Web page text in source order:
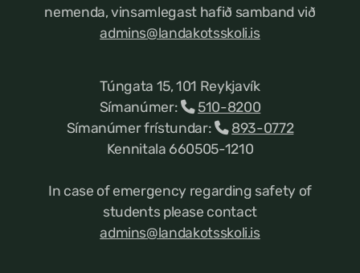
nemenda, vinsamlegast hafið samband við
admins@landakotsskoli.is
Túngata 15, 101 Reykjavík
Símanúmer:
510-8200
Símanúmer frístundar:
893-0772
Kennitala 660505-1210
In case of emergency regarding safety of
students please contact
admins@landakotsskoli.is